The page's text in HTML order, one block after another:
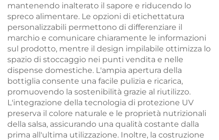
mantenendo inalterato il sapore e riducendo lo
spreco alimentare. Le opzioni di etichettatura
personalizzabili permettono di differenziare il
marchio e comunicare chiaramente le informazioni
sul prodotto, mentre il design impilabile ottimizza lo
spazio di stoccaggio nei punti vendita e nelle
dispense domestiche. L'ampia apertura della
bottiglia consente una facile pulizia e ricarica,
promuovendo la sostenibilità grazie al riutilizzo.
L'integrazione della tecnologia di protezione UV
preserva il colore naturale e le proprietà nutrizionali
della salsa, assicurando una qualità costante dalla
prima all'ultima utilizzazione. Inoltre, la costruzione